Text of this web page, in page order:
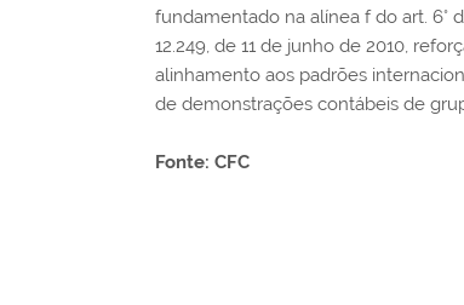
fundamentado na alínea f do art. 6°
12.249, de 11 de junho de 2010,
alinhamento aos padrões
de demonstrações contábeis de
Fonte: CFC